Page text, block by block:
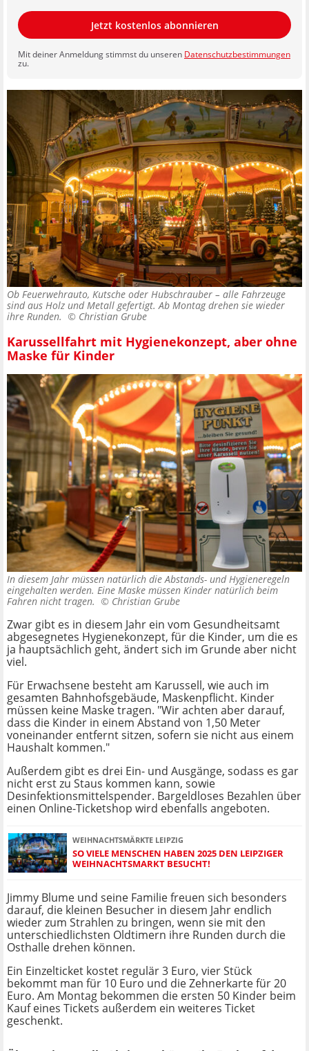
Jetzt kostenlos abonnieren
Mit deiner Anmeldung stimmst du unseren Datenschutzbestimmungen
zu.
Ob Feuerwehrauto, Kutsche oder Hubschrauber – alle Fahrzeuge
sind aus Holz und Metall gefertigt. Ab Montag drehen sie wieder
ihre Runden. © Christian Grube
Karussellfahrt mit Hygienekonzept, aber ohne
Maske für Kinder
In diesem Jahr müssen natürlich die Abstands- und Hygieneregeln
eingehalten werden. Eine Maske müssen Kinder natürlich beim
Fahren nicht tragen. © Christian Grube
Zwar gibt es in diesem Jahr ein vom Gesundheitsamt
abgesegnetes Hygienekonzept, für die Kinder, um die es
ja hauptsächlich geht, ändert sich im Grunde aber nicht
viel.
Für Erwachsene besteht am Karussell, wie auch im
gesamten Bahnhofsgebäude, Maskenpflicht. Kinder
müssen keine Maske tragen. "Wir achten aber darauf,
dass die Kinder in einem Abstand von 1,50 Meter
voneinander entfernt sitzen, sofern sie nicht aus einem
Haushalt kommen."
Außerdem gibt es drei Ein- und Ausgänge, sodass es gar
nicht erst zu Staus kommen kann, sowie
Desinfektionsmittelspender. Bargeldloses Bezahlen über
einen Online-Ticketshop wird ebenfalls angeboten.
WEIHNACHTSMÄRKTE LEIPZIG
SO VIELE MENSCHEN HABEN 2025 DEN LEIPZIGER
WEIHNACHTSMARKT BESUCHT!
Jimmy Blume und seine Familie freuen sich besonders
darauf, die kleinen Besucher in diesem Jahr endlich
wieder zum Strahlen zu bringen, wenn sie mit den
unterschiedlichsten Oldtimern ihre Runden durch die
Osthalle drehen können.
Ein Einzelticket kostet regulär 3 Euro, vier Stück
bekommt man für 10 Euro und die Zehnerkarte für 20
Euro. Am Montag bekommen die ersten 50 Kinder beim
Kauf eines Tickets außerdem ein weiteres Ticket
geschenkt.